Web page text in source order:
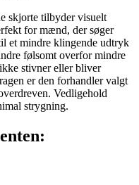
skjorte tilbyder visuelt
for mænd, der søger
et mindre klingende udtryk
følsomt overfor mindre
stivner eller bliver
er den forhandler valgt
Vedligehold
strygning.